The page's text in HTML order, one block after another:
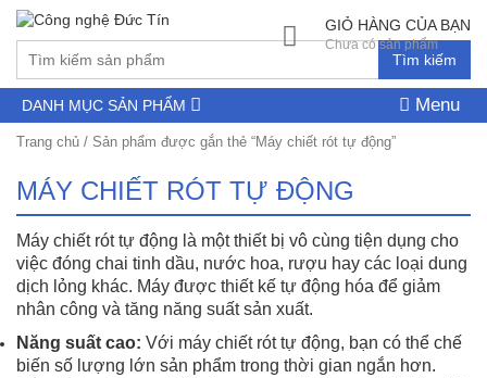
Tìm kiếm
GIỎ HÀNG CỦA BẠN
Chưa có sản phẩm
DANH MỤC SẢN PHẨM Menu
Trang chủ / Sản phẩm được gắn thẻ “Máy chiết rót tự động”
MÁY CHIẾT RÓT TỰ ĐỘNG
Máy chiết rót tự động là một thiết bị vô cùng tiện dụng cho
việc đóng chai tinh dầu, nước hoa, rượu hay các loại dung
dịch lỏng khác. Máy được thiết kế tự động hóa để giảm
nhân công và tăng năng suất sản xuất.
Năng suất cao: Với máy chiết rót tự động, bạn có thể chế
biến số lượng lớn sản phẩm trong thời gian ngắn hơn.